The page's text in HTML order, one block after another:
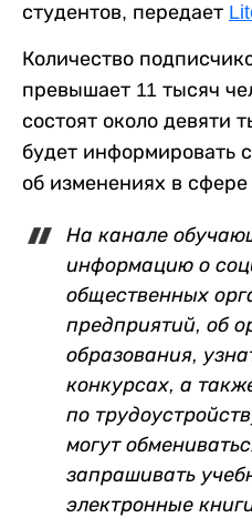
студентов, передает
Количество
превышает 11 тысяч
состоят около девяти
будет информировать
об изменениях в
На канале
информацию о
общественных
предприятий, об
образования,
конкурсах, а
по
могут
запрашивать
электронные